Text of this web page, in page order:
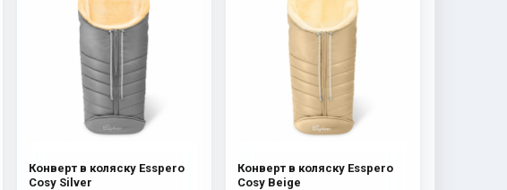
Конверт в коляску Esspero
Cosy Silver
Конверт в коляску Esspero
Cosy Beige